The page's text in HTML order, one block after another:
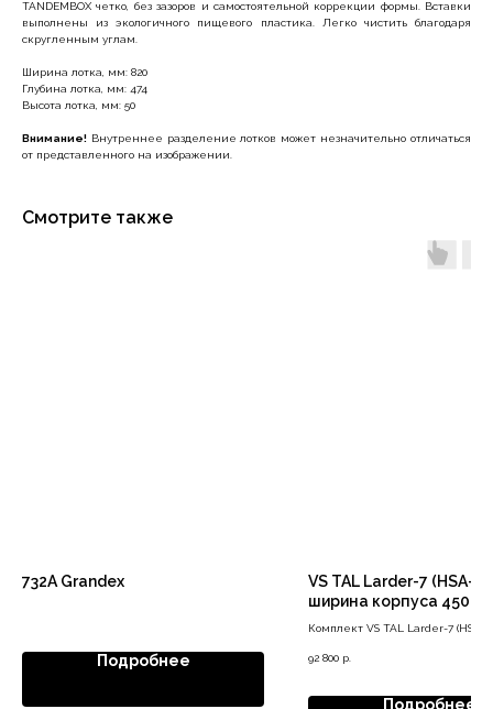
TANDEMBOX четко, без зазоров и самостоятельной коррекции формы. Вставки
выполнены из экологичного пищевого пластика. Легко чистить благодаря
скругленным углам.
Ширина лотка, мм: 820
Глубина лотка, мм: 474
Высота лотка, мм: 50
Внимание! Внутреннее разделение лотков может незначительно отличаться
от представленного на изображении.
Смотрите также
732A Grandex
Подробнее
VS TAL Larder-7 (HSA-7)
ширина корпуса 450
высота 2140-2330,
Комплект VS TAL Larder-7 (HSA-7)
92 800 р.
Подробнее